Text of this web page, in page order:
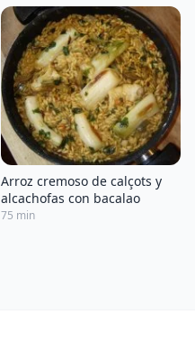
Arroz cremoso de calçots y
alcachofas con bacalao
75 min